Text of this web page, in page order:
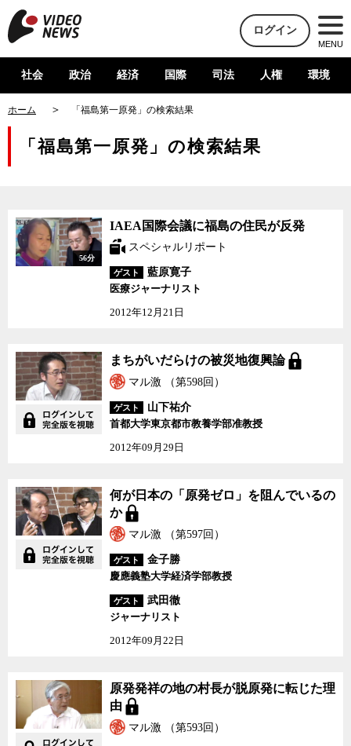
ログイン
MENU
社会 政治 経済 国際 司法 人権 環境
ホーム 「福島第一原発」の検索結果
「福島第一原発」の検索結果
IAEA国際会議に福島の
住民が反発
56分
IAEA国際会議に福島の住民が反発
スペシャルリポート
ゲスト
藍原寛子
医療ジャーナリスト
2012年12月21日
まちがいだらけの被災地
復興論
まちがいだらけの被災地復興論
マル激 （第598回）
ゲスト
山下祐介
首都大学東京都市教養学部准教授
2012年09月29日
何が日本の「原発ゼロ」
を阻んでいるのか
何が日本の「原発ゼロ」を阻んでいるの
か
マル激 （第597回）
ゲスト
金子勝
慶應義塾大学経済学部教授
ゲスト
武田徹
ジャーナリスト
2012年09月22日
原発発祥の地の村長が脱
原発に転じた理由
原発発祥の地の村長が脱原発に転じた理
由
マル激 （第593回）